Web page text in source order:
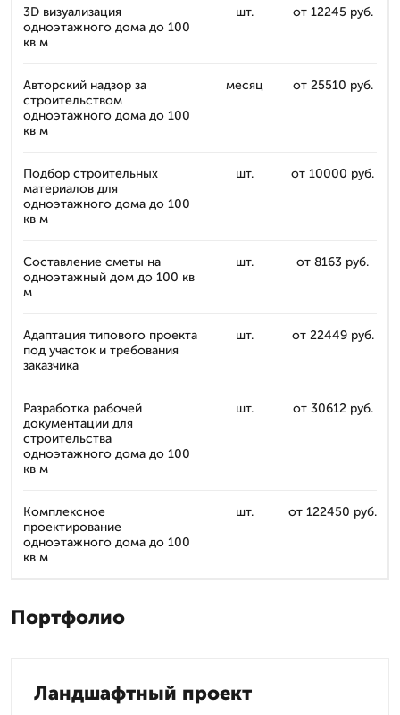
3D визуализация
одноэтажного дома до 100
кв м
шт. от 12245 руб.
Авторский надзор за
строительством
одноэтажного дома до 100
кв м
месяц от 25510 руб.
Подбор строительных
материалов для
одноэтажного дома до 100
кв м
шт. от 10000 руб.
Составление сметы на
одноэтажный дом до 100 кв
м
шт. от 8163 руб.
Адаптация типового проекта
под участок и требования
заказчика
шт. от 22449 руб.
Разработка рабочей
документации для
строительства
одноэтажного дома до 100
кв м
шт. от 30612 руб.
Комплексное
проектирование
одноэтажного дома до 100
кв м
шт. от 122450 руб.
Портфолио
Ландшафтный проект